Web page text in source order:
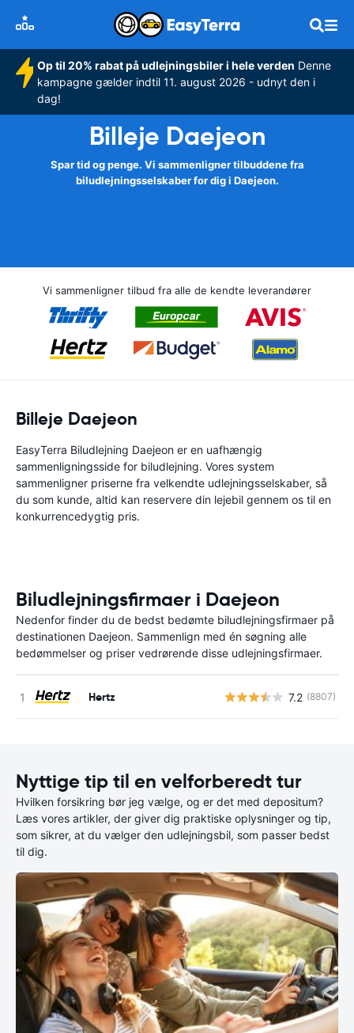
Op til 20% rabat på udlejningsbiler i hele verden Denne
kampagne gælder indtil 11. august 2026 - udnyt den i
dag!
Billeje Daejeon
Spar tid og penge. Vi sammenligner tilbuddene fra
biludlejningsselskaber for dig i Daejeon.
Vi sammenligner tilbud fra alle de kendte leverandører
Billeje Daejeon
EasyTerra Biludlejning Daejeon er en uafhængig
sammenligningsside for biludlejning. Vores system
sammenligner priserne fra velkendte udlejningsselskaber, så
du som kunde, altid kan reservere din lejebil gennem os til en
konkurrencedygtig pris.
Biludlejningsfirmaer i Daejeon
Nedenfor finder du de bedst bedømte biludlejningsfirmaer på
destinationen Daejeon. Sammenlign med én søgning alle
bedømmelser og priser vedrørende disse udlejningsfirmaer.
Hertz 7.2 (8807)
Nyttige tip til en velforberedt tur
Hvilken forsikring bør jeg vælge, og er det med depositum?
Læs vores artikler, der giver dig praktiske oplysninger og tip,
som sikrer, at du vælger den udlejningsbil, som passer bedst
til dig.